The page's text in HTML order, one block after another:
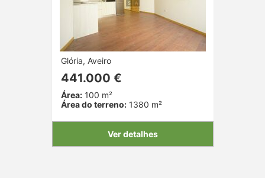
Glória, Aveiro
441.000 €
Área:100 m²
Área do terreno:1380 m²
Ver detalhes